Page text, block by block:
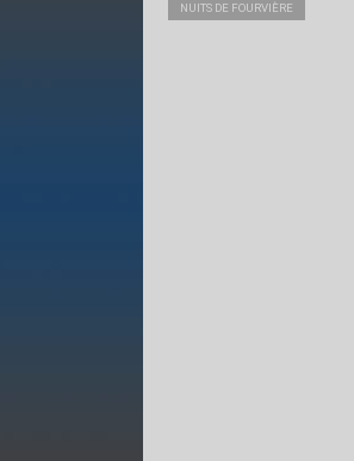
NUITS DE FOURVIÈRE